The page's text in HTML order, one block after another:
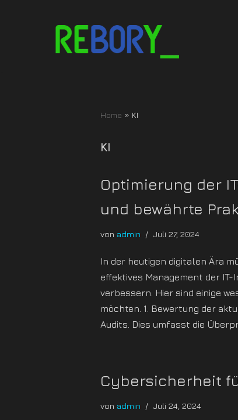
Home » KI
KI
Optimierung der
und bewährte
von admin Juli 27, 2024
In der heutigen digitalen Ära
effektives Management der
verbessern. Hier sind einige
möchten. 1. Bewertung der
Audits. Dies umfasst die
Cybersicherheit
von admin Juli 24, 2024